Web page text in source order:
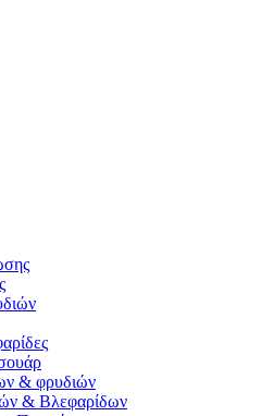
& φρυδιών
& Βλεφαρίδων